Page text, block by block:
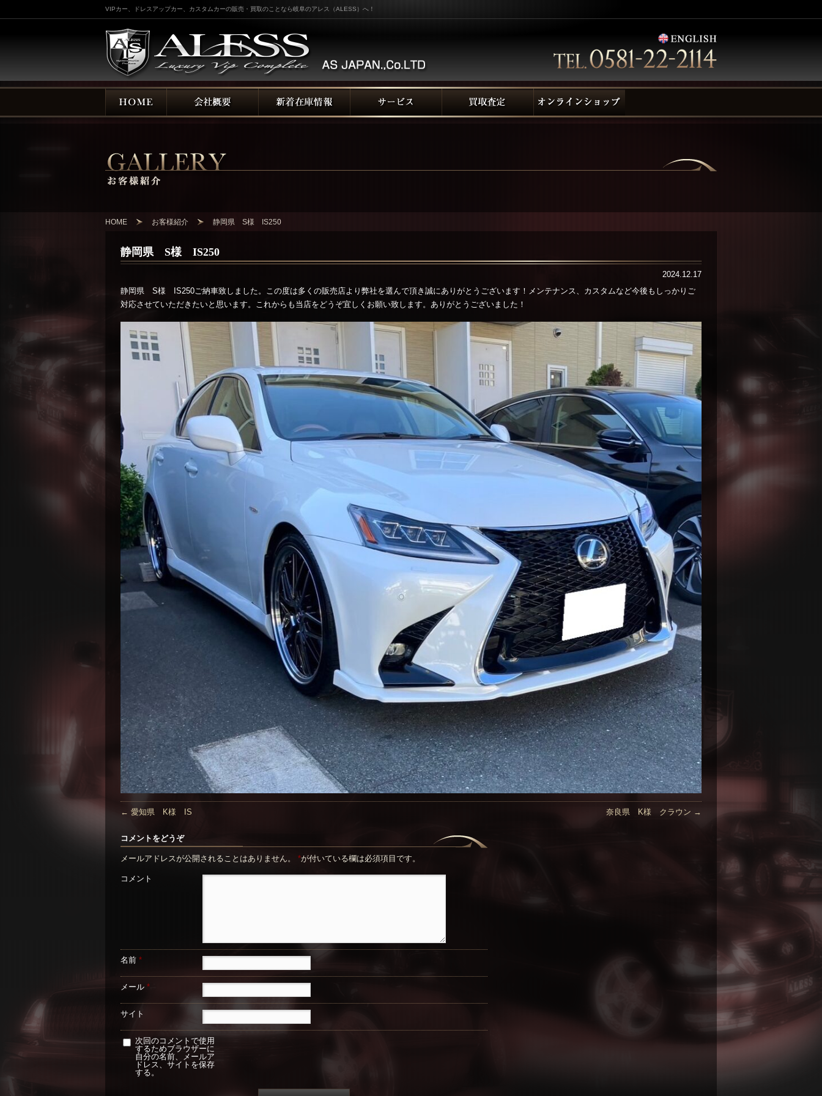
VIPカー、ドレスアップカー、カスタムカーの販売・買取のことなら岐阜のアレス（ALESS）へ！
HOME お客様紹介 静岡県 S様 IS250
静岡県 S様 IS250
2024.12.17
静岡県 S様 IS250ご納車致しました。この度は多くの販売店より弊社を選んで頂き誠にありがとうございます！メンテナンス、カスタムなど今後もしっかりご
対応させていただきたいと思います。これからも当店をどうぞ宜しくお願い致します。ありがとうございました！
← 愛知県 K様 IS 奈良県 K様 クラウン →
コメントをどうぞ
メールアドレスが公開されることはありません。 *が付いている欄は必須項目です。
コメント
名前 *
メール *
サイト
次回のコメントで使用
するためブラウザーに
自分の名前、メールア
ドレス、サイトを保存
する。